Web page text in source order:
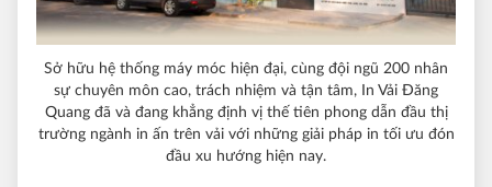
Sở hữu hệ thống máy móc hiện đại, cùng đội ngũ 200 nhân
sự chuyên môn cao, trách nhiệm và tận tâm, In Vải Đăng
Quang đã và đang khẳng định vị thế tiên phong dẫn đầu thị
trường ngành in ấn trên vải với những giải pháp in tối ưu đón
đầu xu hướng hiện nay.